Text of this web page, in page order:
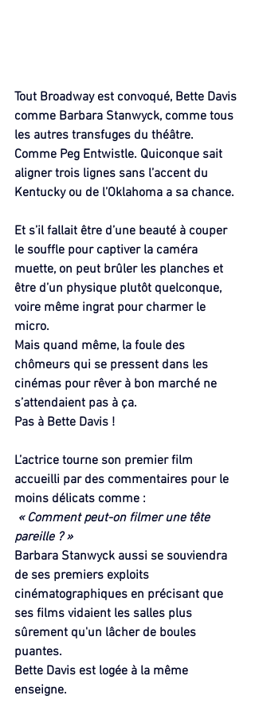
Tout Broadway est convoqué, Bette Davis
comme Barbara Stanwyck, comme tous
les autres transfuges du théâtre.
Comme Peg Entwistle. Quiconque sait
aligner trois lignes sans l’accent du
Kentucky ou de l’Oklahoma a sa chance.
Et s’il fallait être d’une beauté à couper
le souffle pour captiver la caméra
muette, on peut brûler les planches et
être d’un physique plutôt quelconque,
voire même ingrat pour charmer le
micro.
Mais quand même, la foule des
chômeurs qui se pressent dans les
cinémas pour rêver à bon marché ne
s’attendaient pas à ça.
Pas à Bette Davis !
L’actrice tourne son premier film
accueilli par des commentaires pour le
moins délicats comme :
« Comment peut-on filmer une tête
pareille ? »
Barbara Stanwyck aussi se souviendra
de ses premiers exploits
cinématographiques en précisant que
ses films vidaient les salles plus
sûrement qu'un lâcher de boules
puantes.
Bette Davis est logée à la même
enseigne.